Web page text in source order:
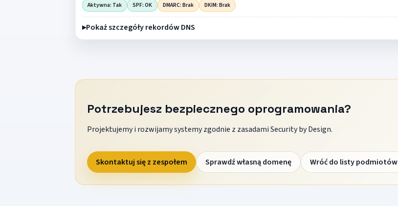
Aktywna: Tak SPF: OK DMARC: Brak DKIM: Brak
Pokaż szczegóły rekordów DNS
Potrzebujesz bezpiecznego oprogramowania?
Projektujemy i rozwijamy systemy zgodnie z zasadami Security by Design.
Skontaktuj się z zespołem Sprawdź własną domenę Wróć do listy podmiotów